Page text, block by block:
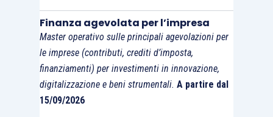
Finanza agevolata per l’impresa
Master operativo sulle principali agevolazioni per
le imprese (contributi, crediti d’imposta,
finanziamenti) per investimenti in innovazione,
digitalizzazione e beni strumentali. A partire dal
15/09/2026